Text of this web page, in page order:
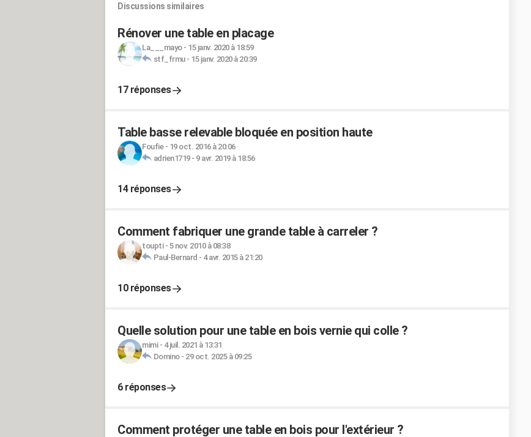
Discussions similaires
Rénover une table en placage
La___mayo- 15 janv. 2020 à 18:59
stf_frmu- 15 janv. 2020 à 20:39
17 réponses
Table basse relevable bloquée en position haute
Foufie- 19 oct. 2016 à 20:06
adrien1719- 9 avr. 2019 à 18:56
14 réponses
Comment fabriquer une grande table à carreler ?
toupti- 5 nov. 2010 à 08:38
Paul-Bernard - 4 avr. 2015 à 21:20
10 réponses
Quelle solution pour une table en bois vernie qui colle ?
mimi- 4 juil. 2021 à 13:31
Domino- 29 oct. 2025 à 09:25
6 réponses
Comment protéger une table en bois pour l'extérieur ?